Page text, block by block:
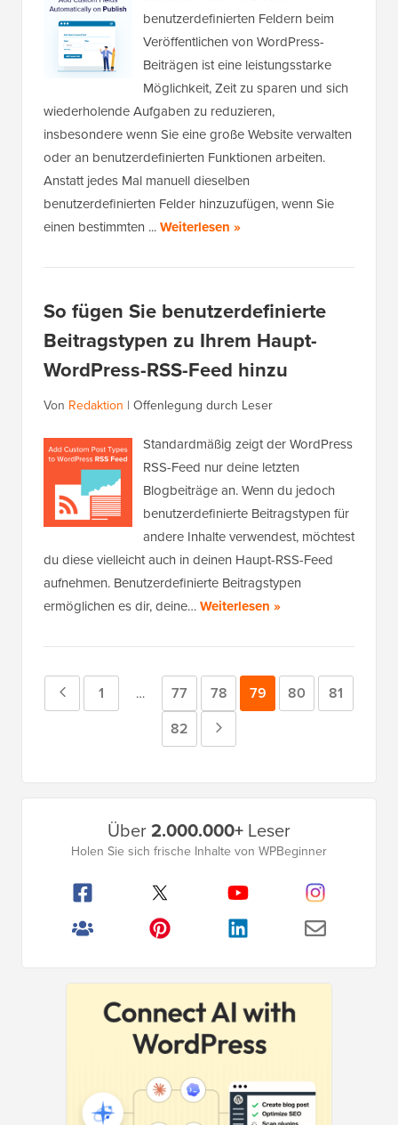
benutzerdefinierten Feldern beim
Veröffentlichen von WordPress-
Beiträgen ist eine leistungsstarke
Möglichkeit, Zeit zu sparen und sich
wiederholende Aufgaben zu reduzieren,
insbesondere wenn Sie eine große Website verwalten
oder an benutzerdefinierten Funktionen arbeiten.
Anstatt jedes Mal manuell dieselben
benutzerdefinierten Felder hinzuzufügen, wenn Sie
einen bestimmten ...Weiterlesen »
So fügen Sie benutzerdefinierte
Beitragstypen zu Ihrem Haupt-
WordPress-RSS-Feed hinzu
Von Redaktion | Offenlegung durch Leser
Standardmäßig zeigt der WordPress
RSS-Feed nur deine letzten
Blogbeiträge an. Wenn du jedoch
benutzerdefinierte Beitragstypen für
andere Inhalte verwendest, möchtest
du diese vielleicht auch in deinen Haupt-RSS-Feed
aufnehmen. Benutzerdefinierte Beitragstypen
ermöglichen es dir, deine…Weiterlesen »
Vorherige
Seite
1
Zwischenseiten
weggelassen
… Seite
77 Seite
78 Seite
79 Seite
80 Seite
81
Seite
82
Seitenleistenmenü
Über2.000.000+ Leser
Holen Sie sich frische Inhalte von WPBeginner